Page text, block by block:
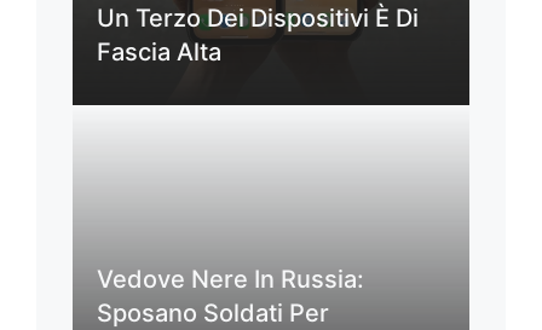
Un Terzo Dei Dispositivi È Di
Fascia Alta
Vedove Nere In Russia:
Sposano Soldati Per